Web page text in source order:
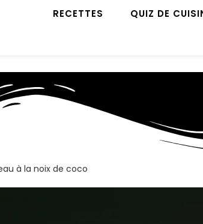
RECETTES QUIZ DE
à la noix de coco